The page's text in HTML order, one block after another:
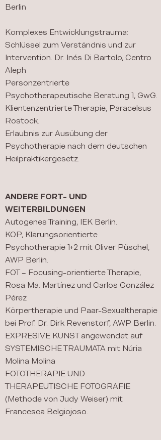
Berlin
Komplexes Entwicklungstrauma:
Schlüssel zum Verständnis und zur
Intervention. Dr. Inés Di Bartolo, Centro
Aleph
Personzentrierte
Psychotherapeutische Beratung 1, GwG.
Klientenzentrierte Therapie, Paracelsus
Rostock.
Erlaubnis zur Ausübung der
Psychotherapie nach dem deutschen
Heilpraktikergesetz.
ANDERE FORT- UND
WEITERBILDUNGEN
Autogenes Training, IEK Berlin.
KOP, Klärungsorientierte
Psychotherapie 1+2 mit Oliver Püschel,
AWP Berlin.
FOT – Focusing-orientierte Therapie,
Rosa Ma. Martínez und Carlos González
Pérez
Körpertherapie und Paar-Sexualtherapie
bei Prof. Dr. Dirk Revenstorf, AWP Berlin.
EXPRESIVE KUNST angewendet auf
SYSTEMISCHE TRAUMATA mit Núria
Molina Molina
FOTOTHERAPIE UND
THERAPEUTISCHE FOTOGRAFIE
(Methode von Judy Weiser) mit
Francesca Belgiojoso.